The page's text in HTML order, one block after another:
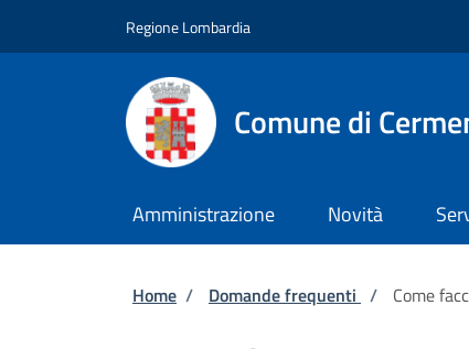
Regione Lombardia
Comune di
Amministrazione Novità
Briciole di pane
Home / Domande frequenti / Come